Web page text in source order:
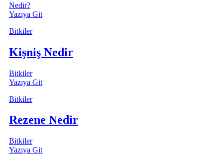
Nedir?
Yazıya Git
Bitkiler
Kişniş Nedir
Bitkiler
Yazıya Git
Bitkiler
Rezene Nedir
Bitkiler
Yazıya Git